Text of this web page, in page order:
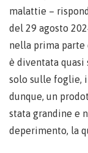
malattie –
del 29 agosto
nella prima parte
è diventata quasi
solo sulle foglie,
dunque, un
stata grandine e
deperimento, la